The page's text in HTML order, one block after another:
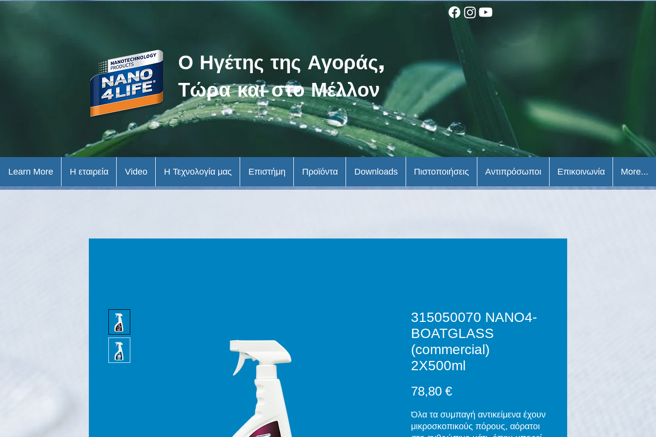
Ο Ηγέτης της Αγοράς,
Τώρα και στο Μέλλον
315050070 NANO4-
BOATGLASS
(commercial)
2X500ml
78,80 €Τιμή
Όλα τα συμπαγή αντικείμενα έχουν
μικροσκοπικούς πόρους, αόρατοι
Learn More Η εταιρεία Video Η Τεχνολογία μας Επιστήμη Προϊόντα Downloads Πιστοποιήσεις Αντιπρόσωποι Επικοινωνία More...